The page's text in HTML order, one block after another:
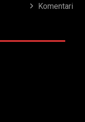
Komentari